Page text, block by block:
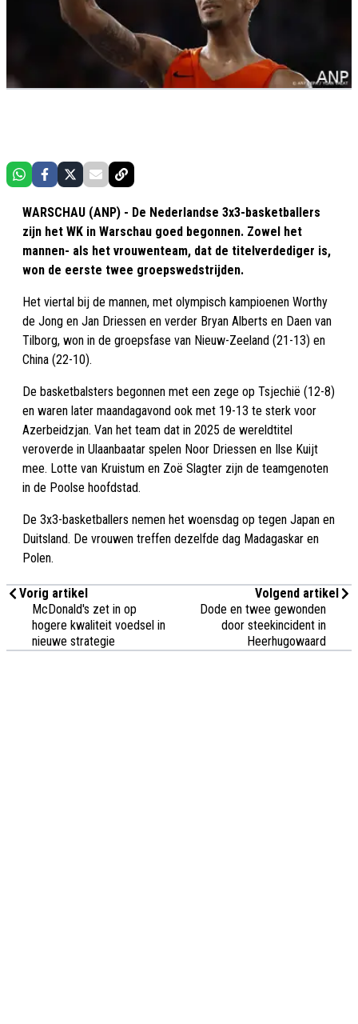
WARSCHAU (ANP) - De Nederlandse 3x3-basketballers
zijn het WK in Warschau goed begonnen. Zowel het
mannen- als het vrouwenteam, dat de titelverdediger is,
won de eerste twee groepswedstrijden.
Het viertal bij de mannen, met olympisch kampioenen Worthy
de Jong en Jan Driessen en verder Bryan Alberts en Daen van
Tilborg, won in de groepsfase van Nieuw-Zeeland (21-13) en
China (22-10).
De basketbalsters begonnen met een zege op Tsjechië (12-8)
en waren later maandagavond ook met 19-13 te sterk voor
Azerbeidzjan. Van het team dat in 2025 de wereldtitel
veroverde in Ulaanbaatar spelen Noor Driessen en Ilse Kuijt
mee. Lotte van Kruistum en Zoë Slagter zijn de teamgenoten
in de Poolse hoofdstad.
De 3x3-basketballers nemen het woensdag op tegen Japan en
Duitsland. De vrouwen treffen dezelfde dag Madagaskar en
Polen.
Vorig artikel
McDonald's zet in op
hogere kwaliteit voedsel in
nieuwe strategie
Volgend artikel
Dode en twee gewonden
door steekincident in
Heerhugowaard